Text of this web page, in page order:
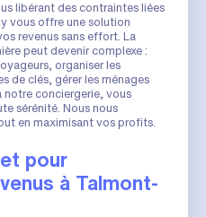
libérant des contraintes liées
vous offre une solution
revenus sans effort. La
peut devenir complexe :
organiser les
de clés, gérer les ménages
notre conciergerie, vous
sérénité. Nous nous
en maximisant vos profits.
pour
à Talmont-